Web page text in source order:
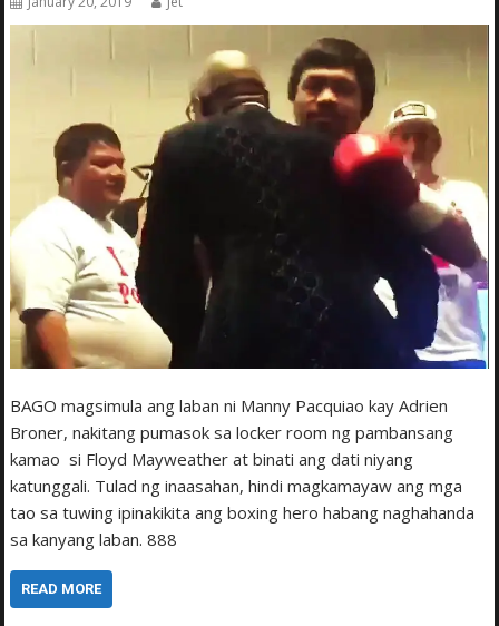
BAGO magsimula ang laban ni Manny Pacquiao kay Adrien
Broner, nakitang pumasok sa locker room ng pambansang
kamao si Floyd Mayweather at binati ang dati niyang
katunggali. Tulad ng inaasahan, hindi magkamayaw ang mga
tao sa tuwing ipinakikita ang boxing hero habang naghahanda
sa kanyang laban. 888
READ MORE